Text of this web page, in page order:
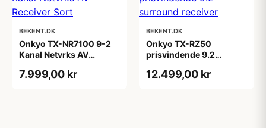
BEKENT.DK
Onkyo TX-NR7100 9-2
Kanal Netvrks AV
7.999,00 kr
BEKENT.DK
Onkyo TX-RZ50
prisvindende 9.2
12.499,00 kr